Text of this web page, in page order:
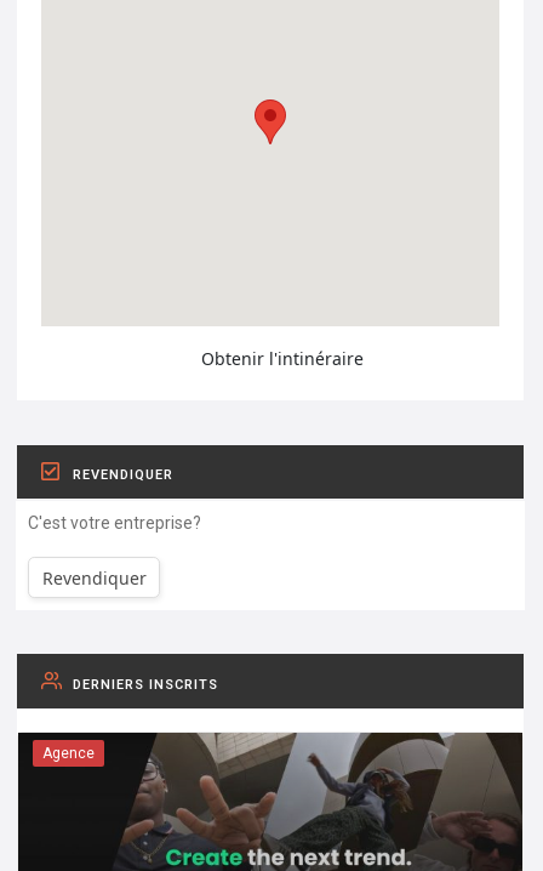
Obtenir l'intinéraire
REVENDIQUER
C'est votre entreprise?
Revendiquer
DERNIERS INSCRITS
Agence